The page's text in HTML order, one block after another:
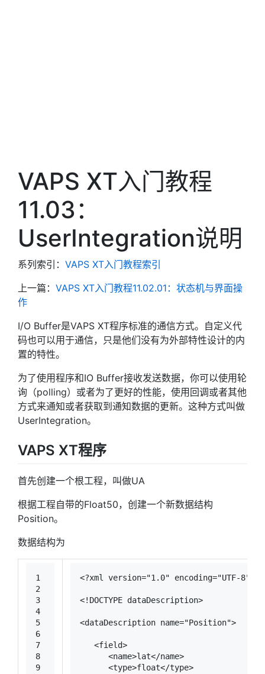
VAPS XT入门教程
11.03：
UserIntegration说明
系列索引： VAPS XT入门教程索引
上一篇： VAPS XT入门教程11.02.01：状态机与界面操
作
I/O Buffer是VAPS XT程序标准的通信方式。自定义代
码也可以用于通信，只是他们没有为外部特性设计的内
置的特性。
为了使用程序和IO Buffer接收发送数据，你可以使用轮
询（polling）或者为了更好的性能，使用回调或者其他
方式来通知或者获取到通知数据的更新。这种方式叫做
UserIntegration。
VAPS XT程序
首先创建一个根工程，叫做UA
根据工程自带的Float50，创建一个新数据结构
Position。
数据结构为
1
2
3
4
5
6
7
8
9
<?xml version="1.0" encoding="UTF-8"
<!DOCTYPE dataDescription>
<dataDescription name="Position">
<field>
<name>lat</name>
<type>float</type>